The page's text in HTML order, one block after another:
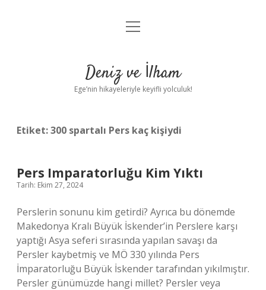
Anasayfa
Yasal Uyarı
menüyü
Deniz ve İlham
Ege’nin hikayeleriyle keyifli yolculuk!
Etiket:300 spartalı Pers kaç kişiydi
Pers Imparatorluğu Kim Yıktı
Tarih: Ekim 27, 2024
Perslerin sonunu kim getirdi? Ayrıca bu dönemde
Makedonya Kralı Büyük İskender’in Perslere karşı
yaptığı Asya seferi sırasında yapılan savaşı da
Persler kaybetmiş ve MÖ 330 yılında Pers
İmparatorluğu Büyük İskender tarafından yıkılmıştır.
Persler günümüzde hangi millet? Persler veya